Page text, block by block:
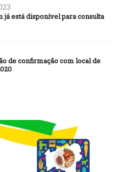
já está disponível para consulta
de confirmação com local de